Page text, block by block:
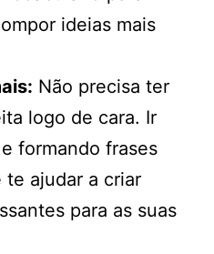
ideias mais
Não precisa ter
logo de cara. Ir
formando frases
ajudar a criar
para as suas